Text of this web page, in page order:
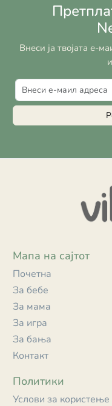
Внеси ја твојата е-
Мапа на сајтот
Почетна
За бебе
За мама
За игра
За бања
Контакт
Политики
Услови за користење